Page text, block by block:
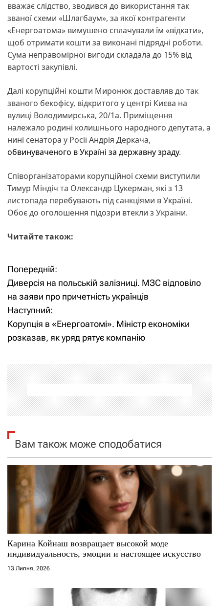
вважає слідство, зводився до використання так
званої схеми «Шлагбаум», за якої контрагенти
«Енергоатома» вимушено сплачували їм «відкати»,
щоб отримати кошти за виконані підрядні роботи.
Сума неправомірної вигоди складала до 15% від
вартості закупівлі.
Далі корупційні кошти Миронюк доставляв до так
званого бекофісу, відкритого у центрі Києва на
вулиці Володимирська, 20/1а. Приміщення
належало родині колишнього народного депутата, а
нині сенатора у Росії Андрія Деркача,
обвинуваченого в Україні за державну зраду.
Співорганізаторами корупційної схеми виступили
Тимур Міндіч та Олександр Цукерман, які з 13
листопада перебувають під санкціями в Україні.
Обоє до оголошення підозри втекли з України.
Читайте також:
Н
а
в
і
а
ц
і
я
з
с
і
Попередній:
Диверсія на польській залізниці. МЗС відповіло
на заяви про причетність українців
Наступний:
Корупція в «Енергоатомі». Міністр економіки
розказав, як уряд рятує компанію
Вам також може сподобатися
Карина Койнаш возвращает высокой моде
индивидуальность, эмоции и настоящее искусство
13 Липня, 2026